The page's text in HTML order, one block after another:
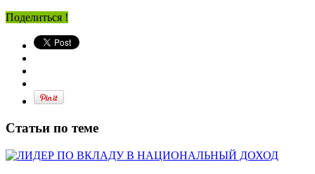
Поделиться !
Статьи по теме